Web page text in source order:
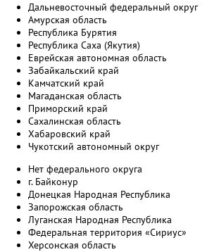
Дальневосточный федеральный округ
Амурская область
Республика Бурятия
Республика Саха (Якутия)
Еврейская автономная область
Забайкальский край
Камчатский край
Магаданская область
Приморский край
Сахалинская область
Хабаровский край
Чукотский автономный округ
Нет федерального округа
г. Байконур
Донецкая Народная Республика
Запорожская область
Луганская Народная Республика
Федеральная территория «Сириус»
Херсонская область